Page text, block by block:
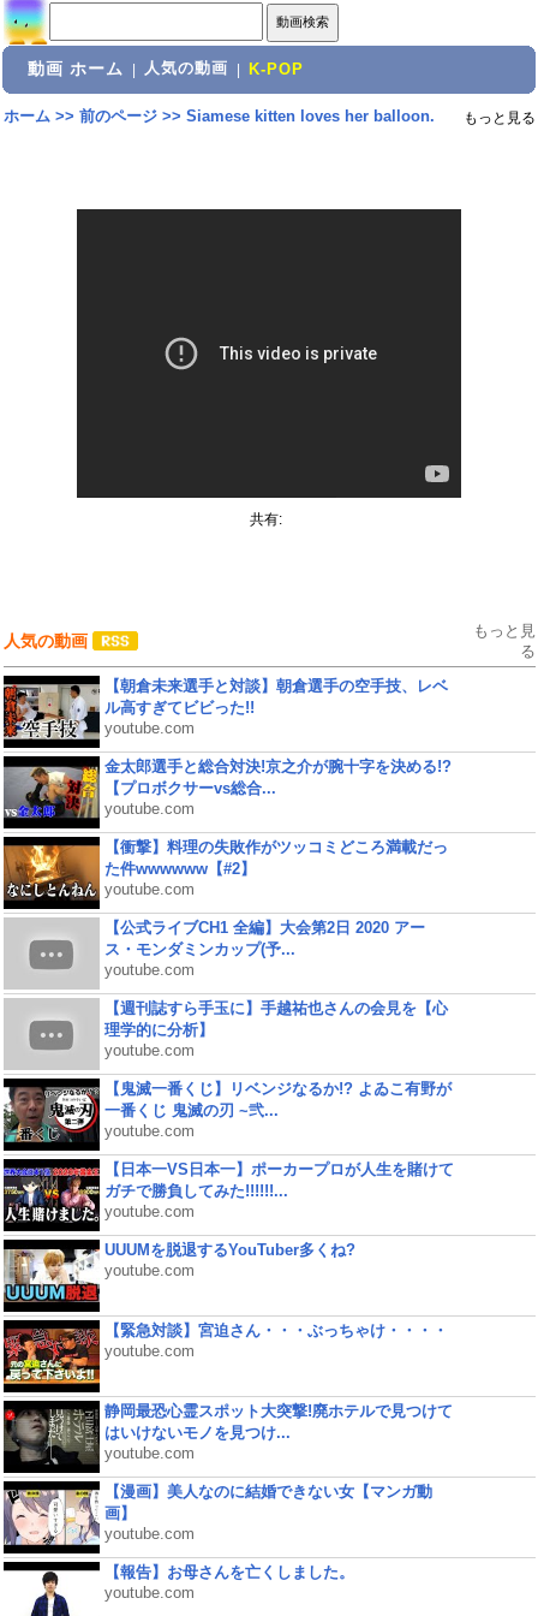
動画 ホーム 人気の動画 K-POP
ホーム>> 前のページ>> Siamese kitten loves her balloon. もっと見る
共有:
人気の動画
もっと見
る
【朝倉未来選手と対談】朝倉選手の空手技、レベ
ル高すぎてビビった!!
youtube.com
金太郎選手と総合対決!京之介が腕十字を決める!?
【プロボクサーvs総合...
youtube.com
【衝撃】料理の失敗作がツッコミどころ満載だっ
た件wwwwww【#2】
youtube.com
【公式ライブCH1 全編】大会第2日 2020 アー
ス・モンダミンカップ(予...
youtube.com
【週刊誌すら手玉に】手越祐也さんの会見を【心
理学的に分析】
youtube.com
【鬼滅一番くじ】リベンジなるか!? よゐこ有野が
一番くじ 鬼滅の刃 ~弐...
youtube.com
【日本一VS日本一】ポーカープロが人生を賭けて
ガチで勝負してみた!!!!!!...
youtube.com
UUUMを脱退するYouTuber多くね?
youtube.com
【緊急対談】宮迫さん・・・ぶっちゃけ・・・・
youtube.com
静岡最恐心霊スポット大突撃!廃ホテルで見つけて
はいけないモノを見つけ...
youtube.com
【漫画】美人なのに結婚できない女【マンガ動
画】
youtube.com
【報告】お母さんを亡くしました。
youtube.com